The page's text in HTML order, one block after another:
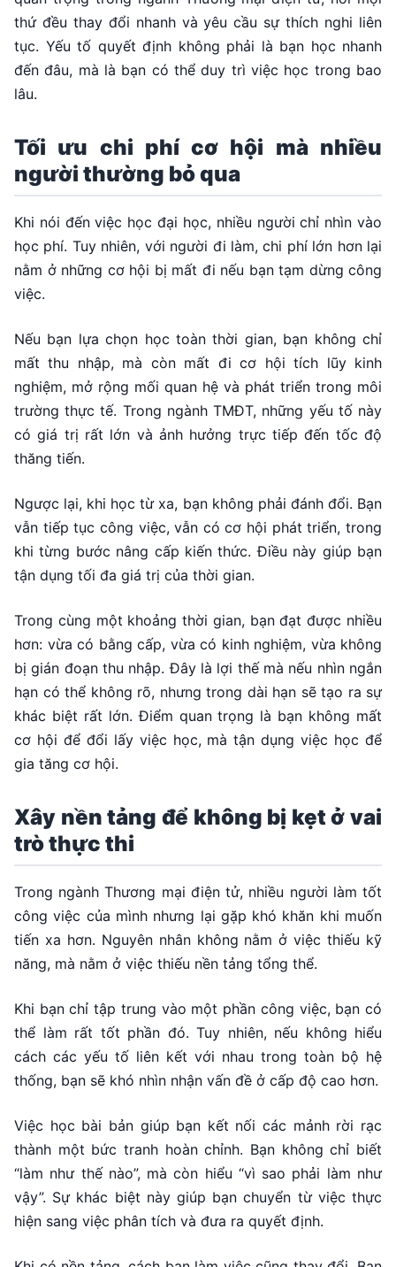
thứ đều thay đổi nhanh và yêu cầu sự thích nghi liên
tục. Yếu tố quyết định không phải là bạn học nhanh
đến đâu, mà là bạn có thể duy trì việc học trong bao
lâu.
Tối ưu chi phí cơ hội mà nhiều
người thường bỏ qua
Khi nói đến việc học đại học, nhiều người chỉ nhìn vào
học phí. Tuy nhiên, với người đi làm, chi phí lớn hơn lại
nằm ở những cơ hội bị mất đi nếu bạn tạm dừng công
việc.
Nếu bạn lựa chọn học toàn thời gian, bạn không chỉ
mất thu nhập, mà còn mất đi cơ hội tích lũy kinh
nghiệm, mở rộng mối quan hệ và phát triển trong môi
trường thực tế. Trong ngành TMĐT, những yếu tố này
có giá trị rất lớn và ảnh hưởng trực tiếp đến tốc độ
thăng tiến.
Ngược lại, khi học từ xa, bạn không phải đánh đổi. Bạn
vẫn tiếp tục công việc, vẫn có cơ hội phát triển, trong
khi từng bước nâng cấp kiến thức. Điều này giúp bạn
tận dụng tối đa giá trị của thời gian.
Trong cùng một khoảng thời gian, bạn đạt được nhiều
hơn: vừa có bằng cấp, vừa có kinh nghiệm, vừa không
bị gián đoạn thu nhập. Đây là lợi thế mà nếu nhìn ngắn
hạn có thể không rõ, nhưng trong dài hạn sẽ tạo ra sự
khác biệt rất lớn. Điểm quan trọng là bạn không mất
cơ hội để đổi lấy việc học, mà tận dụng việc học để
gia tăng cơ hội.
Xây nền tảng để không bị kẹt ở vai
trò thực thi
Trong ngành Thương mại điện tử, nhiều người làm tốt
công việc của mình nhưng lại gặp khó khăn khi muốn
tiến xa hơn. Nguyên nhân không nằm ở việc thiếu kỹ
năng, mà nằm ở việc thiếu nền tảng tổng thể.
Khi bạn chỉ tập trung vào một phần công việc, bạn có
thể làm rất tốt phần đó. Tuy nhiên, nếu không hiểu
cách các yếu tố liên kết với nhau trong toàn bộ hệ
thống, bạn sẽ khó nhìn nhận vấn đề ở cấp độ cao hơn.
Việc học bài bản giúp bạn kết nối các mảnh rời rạc
thành một bức tranh hoàn chỉnh. Bạn không chỉ biết
“làm như thế nào”, mà còn hiểu “vì sao phải làm như
vậy”. Sự khác biệt này giúp bạn chuyển từ việc thực
hiện sang việc phân tích và đưa ra quyết định.